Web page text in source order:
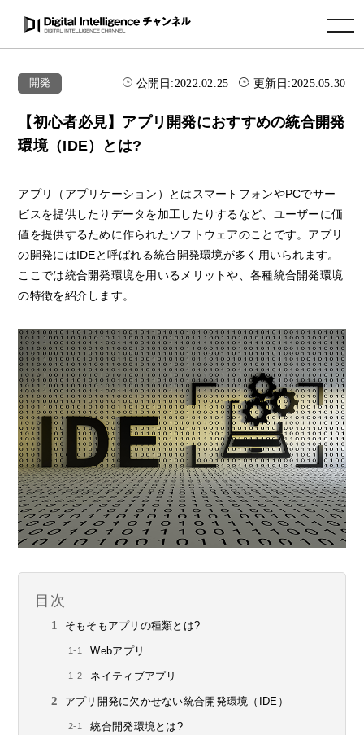
toggle navigation
開発 公開日:2022.02.25 更新日:2025.05.30
【初心者必見】アプリ開発におすすめの統合開発
環境（IDE）とは?
アプリ（アプリケーション）とはスマートフォンやPCでサー
ビスを提供したりデータを加工したりするなど、ユーザーに価
値を提供するために作られたソフトウェアのことです。アプリ
の開発にはIDEと呼ばれる統合開発環境が多く用いられます。
ここでは統合開発環境を用いるメリットや、各種統合開発環境
の特徴を紹介します。
目次
そもそもアプリの種類とは?
Webアプリ
ネイティブアプリ
アプリ開発に欠かせない統合開発環境（IDE）
統合開発環境とは?